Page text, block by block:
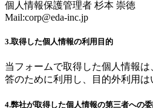
個人情報保護管理者 杉本 崇徳
Mail:corp@eda-inc.jp
3.取得した個人情報の利用目的
当フォームで取得した個人情報
答のために利用し、目的外利用は
4.弊社が取得した個人情報の第三者への